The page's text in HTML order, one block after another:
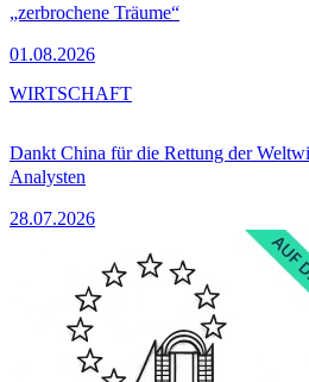
„zerbrochene Träume“
01.08.2026
Dankt China für die Rettung der
Analysten
28.07.2026
WIRTSCHAFT